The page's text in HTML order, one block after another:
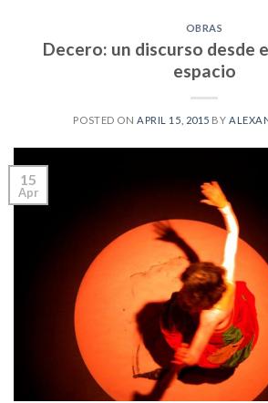
OBRAS
Decero: un discurso desde
espacio
POSTED ONAPRIL 15, 2015 BY
15
Apr